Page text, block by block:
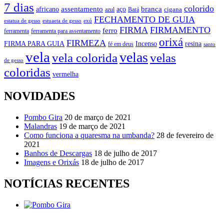
7 dias africano assentamento azul aço Bará branca cigana colorido
estatua de gesso estuaeta de gesso exú FECHAMENTO DE GUIA
ferramenta ferramenta para assentamento ferro FIRMA FIRMAMENTO
FIRMA PARA GUIA FIRMEZA fé em deus Incenso orixá resina santo
de gesso vela vela coloridavelasvelas
coloridas vermelha
NOVIDADES
Pombo Gira 20 de março de 2021
Malandras 19 de março de 2021
Como funciona a quaresma na umbanda? 28 de fevereiro de
2021
Banhos de Descargas 18 de julho de 2017
Imagens e Orixás 18 de julho de 2017
NOTÍCIAS RECENTES